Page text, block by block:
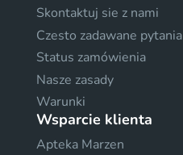
Skontaktuj sie z nami
Czesto zadawane pytania
Status zamówienia
Nasze zasady
Warunki
Wsparcie klienta
Apteka Marzen